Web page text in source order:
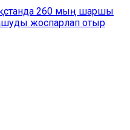
260 мың шаршы
жоспарлап отыр